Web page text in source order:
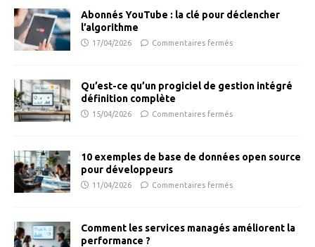
Abonnés YouTube : la clé pour déclencher
l’algorithme
17/04/2026 Commentaires fermés
Qu’est-ce qu’un progiciel de gestion intégré
définition complète
15/04/2026 Commentaires fermés
10 exemples de base de données open source
pour développeurs
11/04/2026 Commentaires fermés
Comment les services managés améliorent la
performance ?